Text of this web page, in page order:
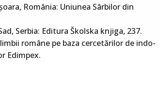
România: Uniunea Sârbilor din
Serbia: Editura Školska knjiga, 237.
române pe baza cercetărilor de indo-
Edimpex.